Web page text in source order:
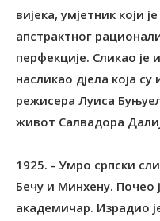
вијека, умјетник који
апстрактног
перфекције. Сликао је
насликао дјела која
режисера Луиса
живот Салвадора
1925. - Умро српски
Бечу и Минхену. Почео
академичар. Израдио